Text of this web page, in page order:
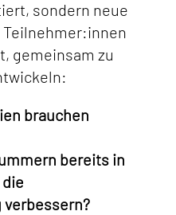
sondern neue
gemeinsam zu
brauchen
bereits in